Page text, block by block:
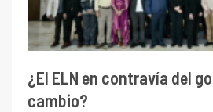
¿El ELN en contravía del
cambio?